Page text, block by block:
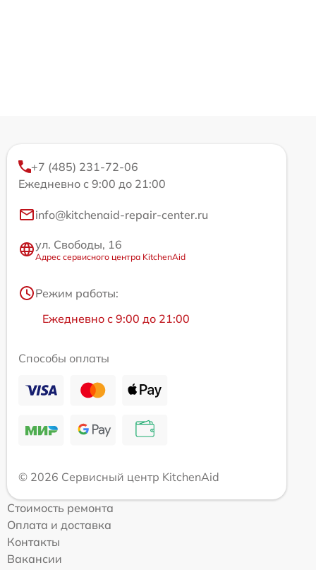
+7 (485) 231-72-06
Ежедневно с 9:00 до 21:00
info@kitchenaid-repair-center.ru
ул. Свободы, 16
Адрес сервисного центра KitchenAid
Режим работы:
Ежедневно с 9:00 до 21:00
Способы оплаты
© 2026 Сервисный центр KitchenAid
Стоимость ремонта
Оплата и доставка
Контакты
Вакансии